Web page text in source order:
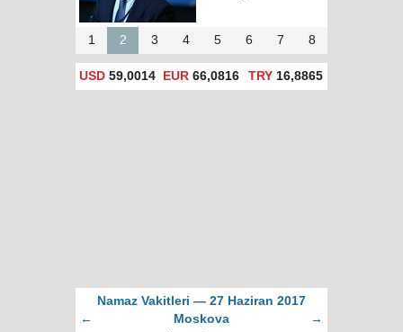
1 2 3 4 5 6 7 8
USD 59,0014 EUR 66,0816 TRY16,8865
Namaz Vakitleri — 27 Haziran 2017
←
Moskova
→